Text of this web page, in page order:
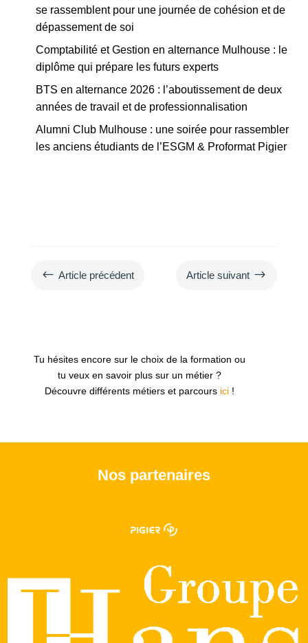
se rassemblent pour une journée de cohésion et de
dépassement de soi
Comptabilité et Gestion en alternance Mulhouse : le
diplôme qui prépare les futurs experts
BTS en alternance 2026 : l’aboutissement de deux
années de travail et de professionnalisation
Alumni Club Mulhouse : une soirée pour rassembler
les anciens étudiants de l’ESGM & Proformat Pigier
# Article précédent Article suivant $
Tu hésites encore sur le choix de la formation ou
tu veux en savoir plus sur un métier ?
Découvre différents métiers et parcours ici!
Nos partenaires